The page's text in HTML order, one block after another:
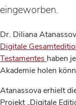
eingeworben.
Dr. Diliana
Digitale
Testamentes haben
Akademie holen
Atanassova erhielt
Projekt „Digitale